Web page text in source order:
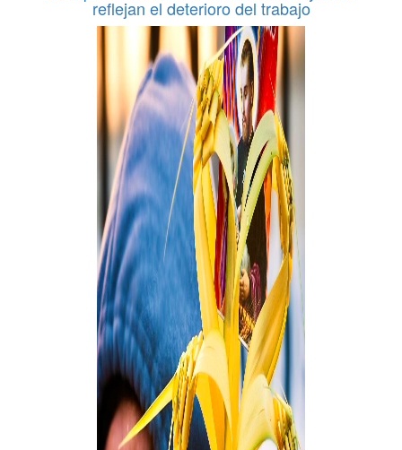
reflejan el deterioro del trabajo